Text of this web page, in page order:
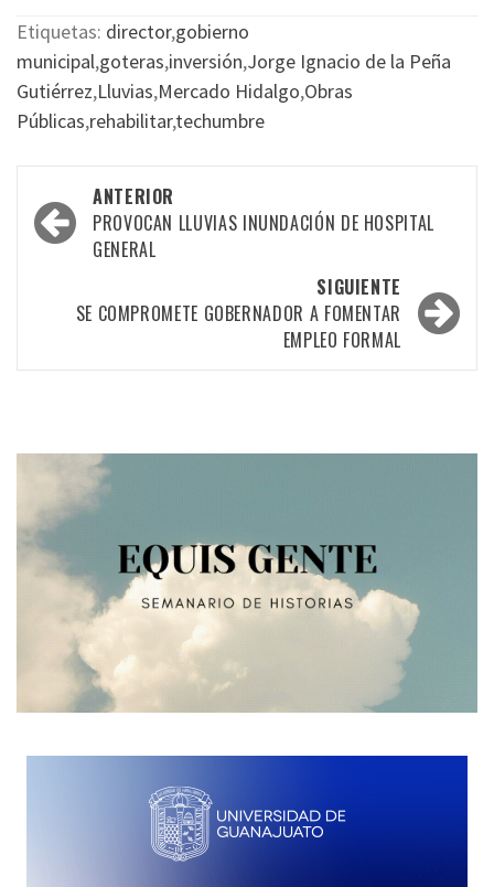
Etiquetas: director,gobierno
municipal,goteras,inversión,Jorge Ignacio de la Peña
Gutiérrez,Lluvias,Mercado Hidalgo,Obras
Públicas,rehabilitar,techumbre
Navegación
por
entradas
ANTERIOR
PROVOCAN LLUVIAS INUNDACIÓN DE HOSPITAL
GENERAL
SIGUIENTE
SE COMPROMETE GOBERNADOR A FOMENTAR
EMPLEO FORMAL